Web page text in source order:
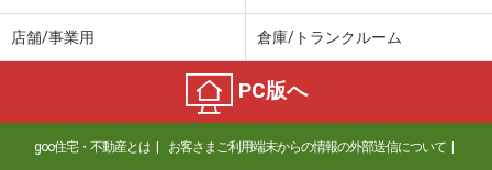
店舗/事業用 倉庫/トランクルーム
PC版へ
goo住宅・不動産とは お客さまご利用端末からの情報の外部送信について